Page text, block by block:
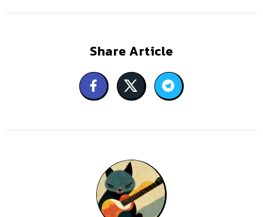
Share Article